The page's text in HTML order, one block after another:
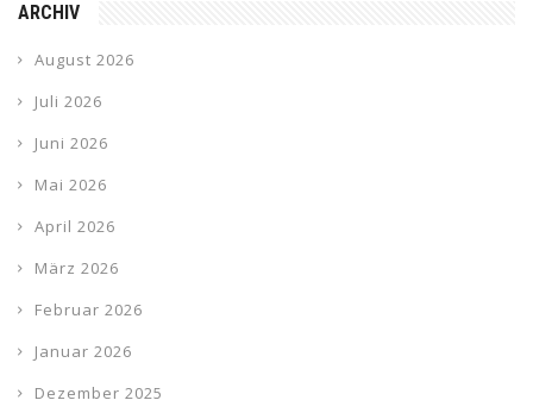
ARCHIV
August 2026
Juli 2026
Juni 2026
Mai 2026
April 2026
März 2026
Februar 2026
Januar 2026
Dezember 2025